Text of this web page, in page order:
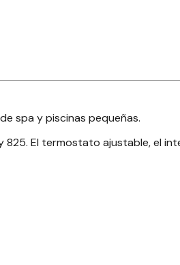
spa y piscinas pequeñas.
El termostato ajustable, el